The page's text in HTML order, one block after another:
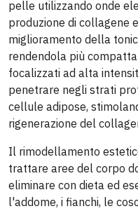
pelle utilizzando onde
produzione di collagene
miglioramento della
rendendola più
focalizzati ad alta
penetrare negli strati
cellule adipose,
rigenerazione del
Il rimodellamento
trattare aree del corpo
eliminare con dieta ed
l'addome, i fianchi, le